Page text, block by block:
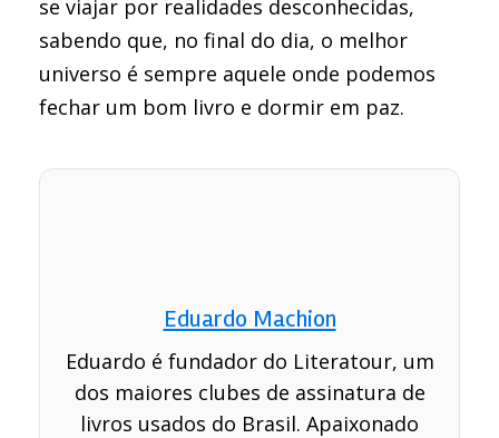
se viajar por realidades desconhecidas,
sabendo que, no final do dia, o melhor
universo é sempre aquele onde podemos
fechar um bom livro e dormir em paz.
Eduardo Machion
Eduardo é fundador do Literatour, um
dos maiores clubes de assinatura de
livros usados do Brasil. Apaixonado